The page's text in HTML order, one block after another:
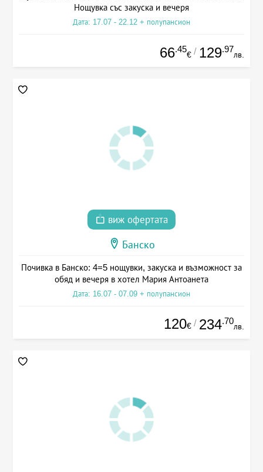
Нощувка със закуска и вечеря
Дата: 17.07 - 22.12 + полупансион
66.45
€ / 129.97
лв.
виж офертата
Банско
Почивка в Банско: 4=5 нощувки, закуска и възможност за
обяд и вечеря в хотел Мария Антоанета
Дата: 16.07 - 07.09 + полупансион
120€ / 234.70
лв.